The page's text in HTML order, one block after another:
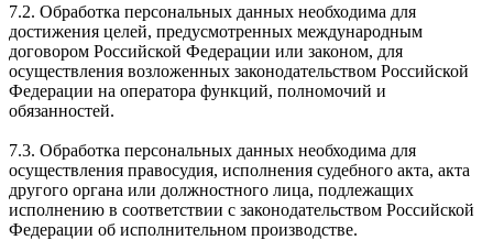
7.2. Обработка персональных данных необходима для
достижения целей, предусмотренных международным
договором Российской Федерации или законом, для
осуществления возложенных законодательством Российской
Федерации на оператора функций, полномочий и
обязанностей.
7.3. Обработка персональных данных необходима для
осуществления правосудия, исполнения судебного акта, акта
другого органа или должностного лица, подлежащих
исполнению в соответствии с законодательством Российской
Федерации об исполнительном производстве.